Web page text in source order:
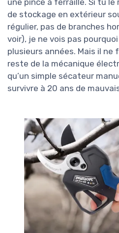
une pince à ferraille. Si tu le
de stockage en extérieur
régulier, pas de branches
voir), je ne vois pas
plusieurs années. Mais il ne
reste de la mécanique
qu’un simple sécateur
survivre à 20 ans de